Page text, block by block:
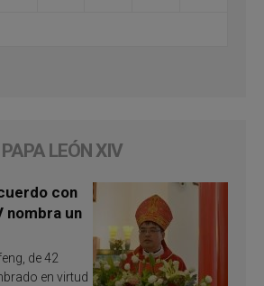
PAPA LEÓN XIV
con
nombra un
de 42
en virtud